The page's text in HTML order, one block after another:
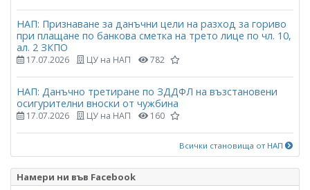
НАП: Признаване за данъчни цели на разход за гориво
при плащане по банкова сметка на трето лице по чл. 10,
ал. 2 ЗКПО
17.07.2026 ЦУ на НАП 782
НАП: Данъчно третиране по ЗДДФЛ на възстановени
осигурителни вноски от чужбина
17.07.2026 ЦУ на НАП 160
Всички становища от НАП
Намери ни във Facebook